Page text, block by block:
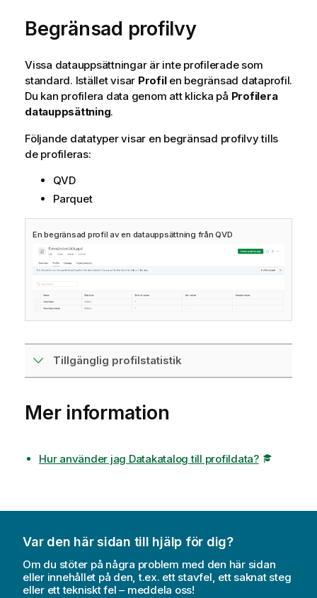
Begränsad profilvy
Vissa datauppsättningar är inte profilerade som
standard. Istället visar Profilen begränsad dataprofil.
Du kan profilera data genom att klicka på Profilera
datauppsättning.
Följande datatyper visar en begränsad profilvy tills
de profileras:
QVD
Parquet
En begränsad profil av en datauppsättning frånQVD
Tillgänglig profilstatistik
Mer information
Hur använder jag Datakatalog till profildata?
Var den här sidan till hjälp för dig?
Om du stöter på några problem med den här sidan
eller innehållet på den, t.ex. ett stavfel, ett saknat steg
eller ett tekniskt fel – meddela oss!